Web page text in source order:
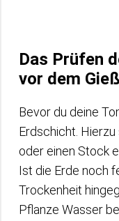
Das Prüfen
vor dem
Bevor du deine
Erdschicht.
oder einen Stock
Ist die Erde noch
Trockenheit
Pflanze Wasser